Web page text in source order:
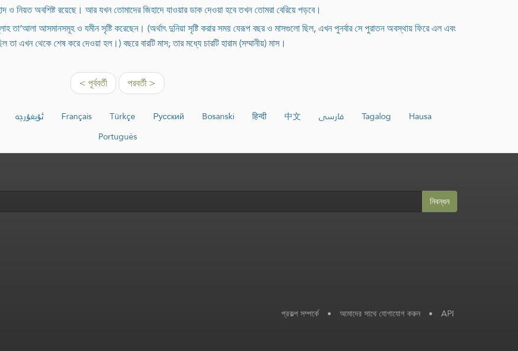
নিয়ত অবশিষ্ট রয়েছে। আর যখন তোমাদের জিহাদে যাওয়ার ডাক দেওয়া হবে তখন তোমরা বেরিয়ে পড়বে।
তা‘আলা আসমানসমূহ ও যমীন সৃষ্টি করেছেন। (অর্থাৎ দুনিয়া সৃষ্টি করার সময় যেরূপ বছর ও মাসগুলো ছিল, এখন পুনর্বার সে পুরাতন অবস্থায় ফিরে এল এবং
এখন থেকে শেষ করে দেওয়া হল।) বছরে বারটি মাস; তার মধ্যে চারটি হারাম (সম্মানীয়) মাস।
< পূর্ববর্তী পরবর্তী >
ئۇيغۇرچە Français Türkçe Русский Bosanski हिन्दी 中文 فارسی Tagalog
Hausa
Português
নিবন্ধন
প্রকল্প সম্পর্কে • আমাদের সাথে যোগাযোগ করুন • API